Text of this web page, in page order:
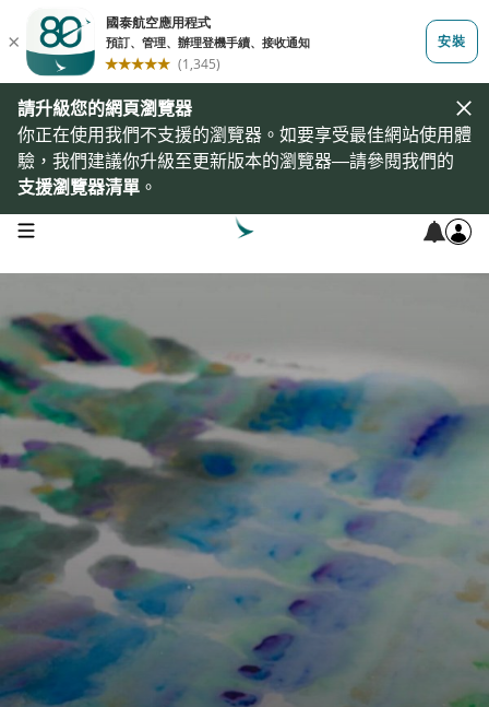
請升級您的網頁瀏覽器
你正在使用我們不支援的瀏覽器。如要享受最佳網站使用體
驗，我們建議你升級至更新版本的瀏覽器—請參閱我們的
支援瀏覽器清單 。
open navigation menu